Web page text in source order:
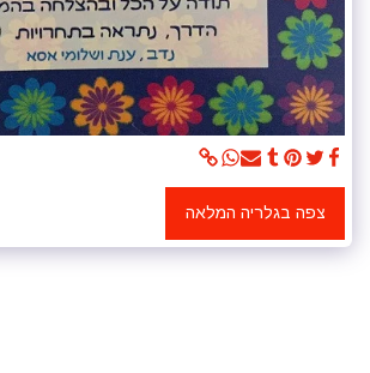
צפה בגלריה המלאה